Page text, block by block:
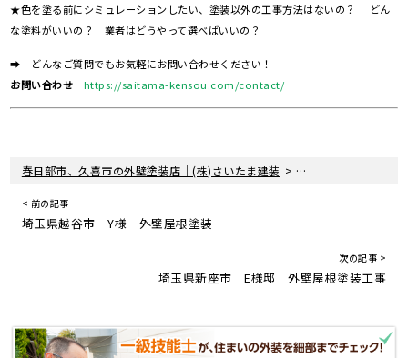
★色を塗る前にシミュレーションしたい、塗装以外の工事方法はないの？ どん
な塗料がいいの？ 業者はどうやって選べばいいの？
➡ どんなご質問でもお気軽にお問い合わせください！
お問い合わせ
https://saitama-kensou.com/contact/
春日部市、久喜市の外壁塗装店｜(株)さいたま建装 > 塗装現場レポート
< 前の記事
埼玉県越谷市 Y様 外壁屋根塗装
次の記事 >
埼玉県新座市 E様邸 外壁屋根塗装工事